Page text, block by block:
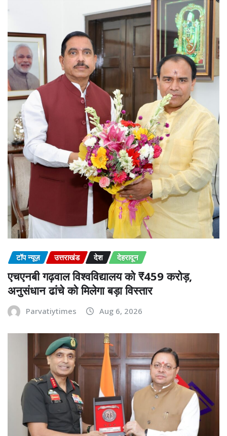
टॉप न्यूज़ उत्तराखंड देश देहरादून
एचएनबी गढ़वाल विश्वविद्यालय को ₹459 करोड़,
अनुसंधान ढांचे को मिलेगा बड़ा विस्तार
Parvatiytimes Aug 6, 2026